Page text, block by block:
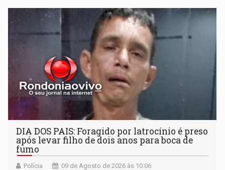
DIA DOS PAIS: Foragido por latrocínio é preso
após levar filho de dois anos para boca de
fumo
Polícia 09 de Agosto de 2026 às 10:06